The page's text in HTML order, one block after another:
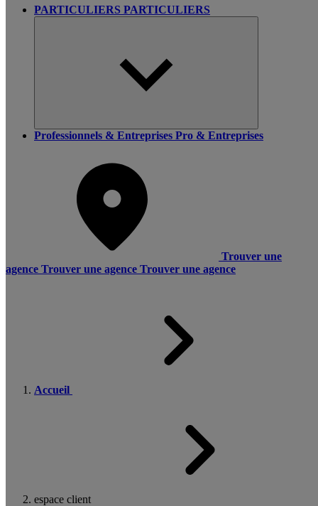
PARTICULIERS PARTICULIERS
Professionnels & Entreprises Pro & Entreprises
Trouver une
agence Trouver une agence Trouver une agence
Accueil
espace client